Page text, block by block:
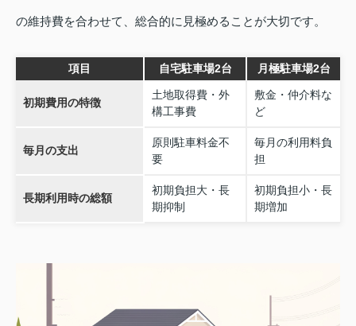
の維持費を合わせて、総合的に見極めることが大切です。
項目 自宅駐車場2台 月極駐車場2台
初期費用の特徴
土地取得費・外
構工事費
敷金・仲介料な
ど
毎月の支出
原則駐車料金不
要
毎月の利用料負
担
長期利用時の総額
初期負担大・長
期抑制
初期負担小・長
期増加